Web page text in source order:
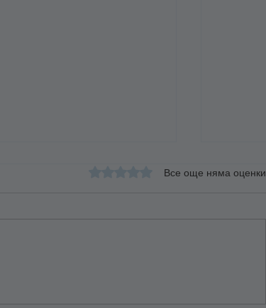
Оценено с 0 от 5 звезди.
Все още няма оценки